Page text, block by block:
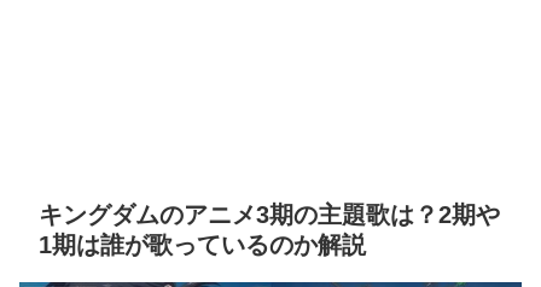
キングダムのアニメ3期の主題歌は？2期や
1期は誰が歌っているのか解説